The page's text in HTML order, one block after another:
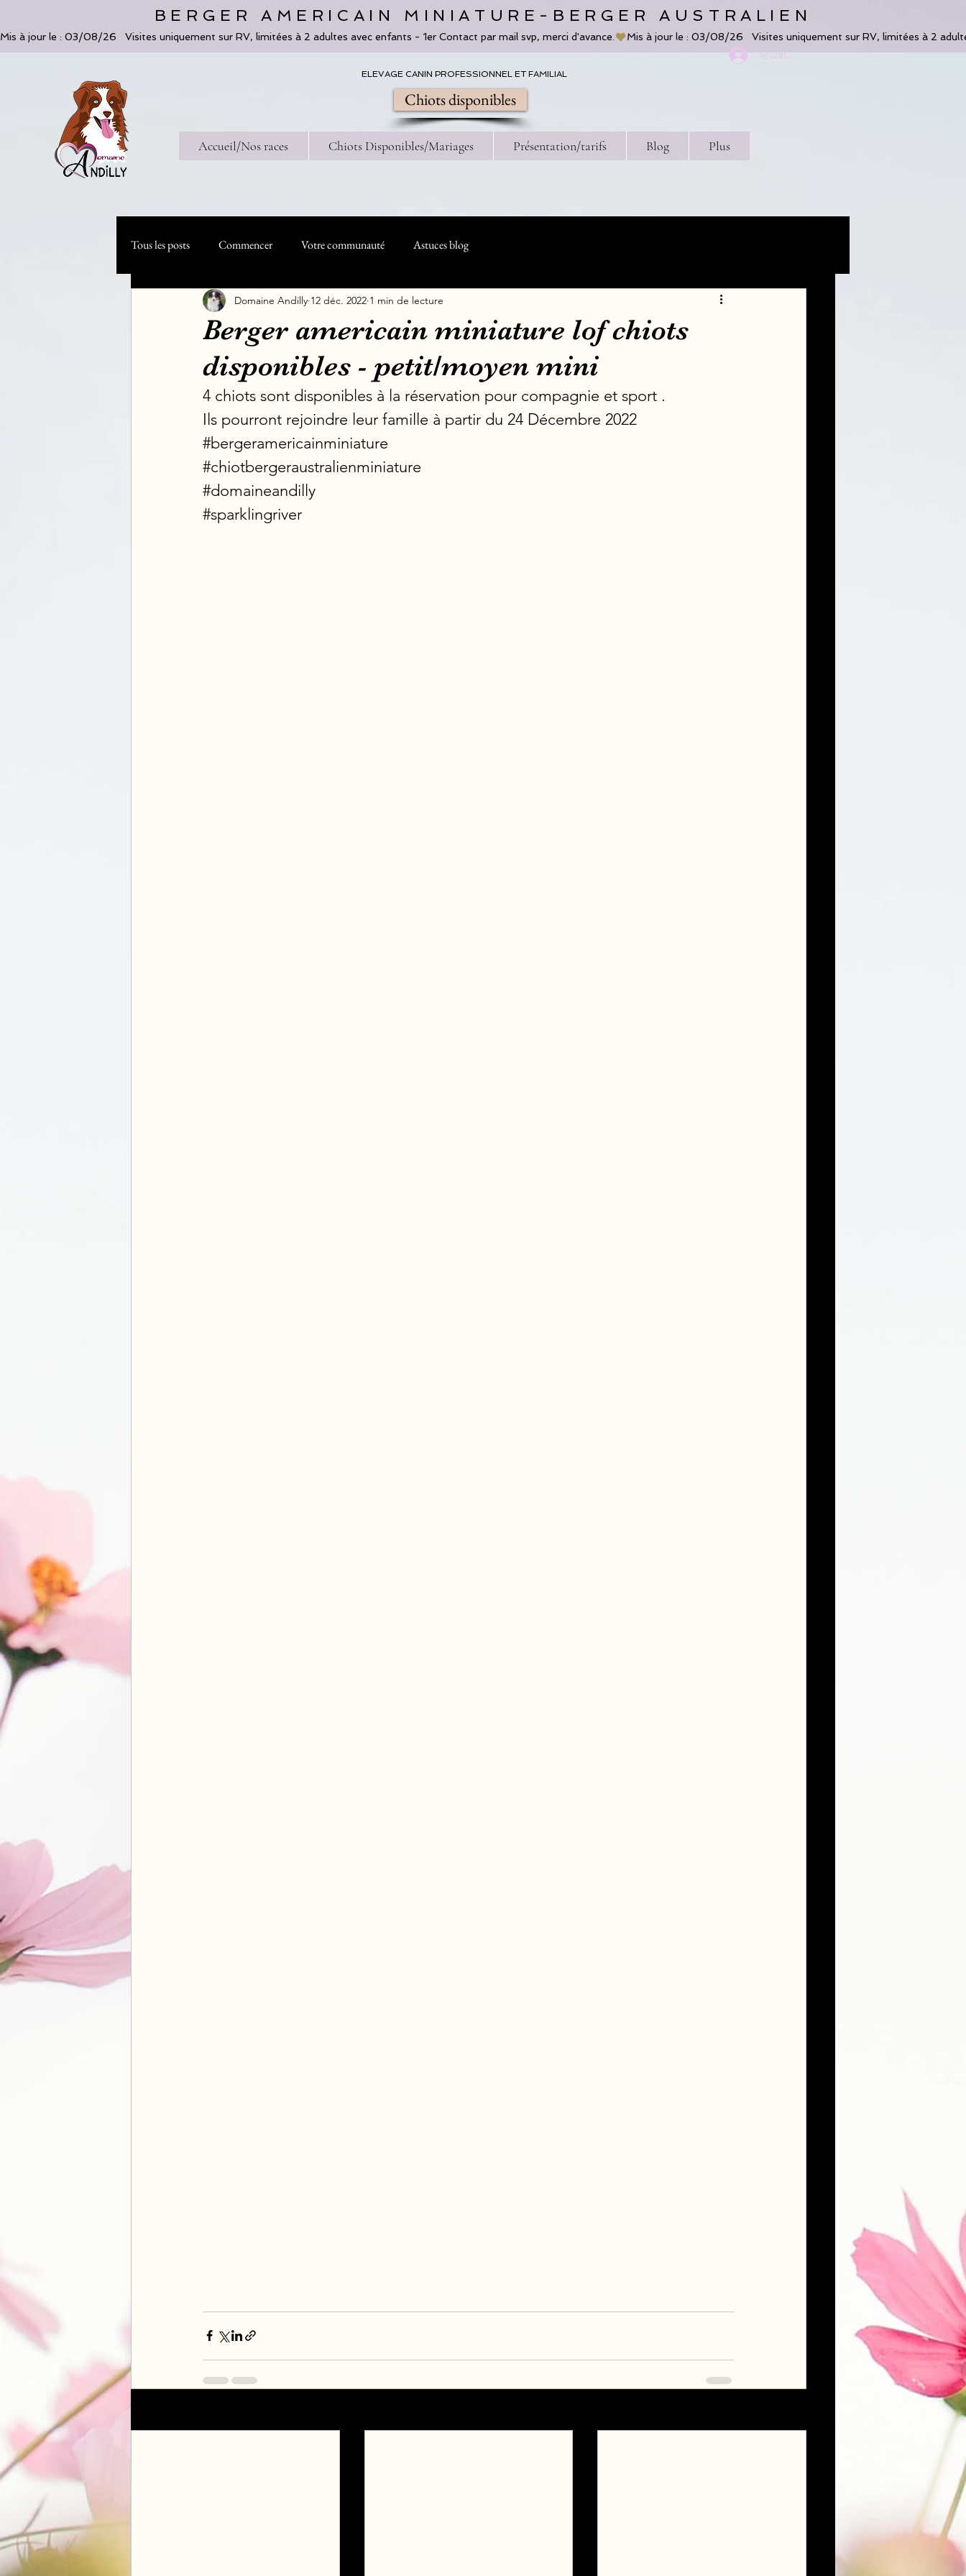
BERGER AMERICAIN MINIATURE-BERGER AUSTRALIEN
Mis à jour le : 03/08/26   Visites uniquement sur RV, limitées à 2 adultes avec enfants - 1er Contact par mail svp, merci d'avance.
ELEVAGE CANIN PROFESSIONNEL ET FAMILIAL
Chiots disponibles
Accueil/Nos races Chiots Disponibles/Mariages Présentation/tarifs Blog Plus
Se connecter
Tous les posts Commencer Votre communauté Astuces blog
Berger americain miniature lof chiots
disponibles - petit/moyen mini
Domaine Andilly 12 déc. 2022 1 min de lecture
4 chiots sont disponibles à la réservation pour compagnie et sport .
Ils pourront rejoindre leur famille à partir du 24 Décembre 2022
#bergeramericainminiature
#chiotbergeraustralienminiature
#domaineandilly
#sparklingriver